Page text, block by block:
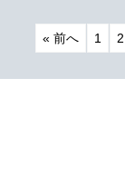
« 前へ 1 2